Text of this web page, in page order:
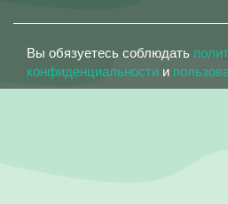
Вы обязуетесь соблюдать
конфиденциальности и